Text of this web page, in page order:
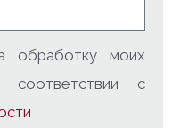
обработку моих
соответствии с